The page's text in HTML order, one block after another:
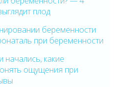
плод
беременности
при беременности
начались, какие
ощущения при